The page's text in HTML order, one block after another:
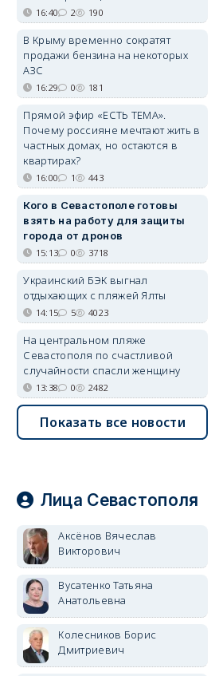
16:40 2 190
В Крыму временно сократят
продажи бензина на некоторых
АЗС
16:29 0 181
Прямой эфир «ЕСТЬ ТЕМА».
Почему россияне мечтают жить в
частных домах, но остаются в
квартирах?
16:00 1 443
Кого в Севастополе готовы
взять на работу для защиты
города от дронов
15:13 0 3718
Украинский БЭК выгнал
отдыхающих с пляжей Ялты
14:15 5 4023
На центральном пляже
Севастополя по счастливой
случайности спасли женщину
13:38 0 2482
Показать все новости
Лица Севастополя
Аксёнов Вячеслав
Викторович
Вусатенко Татьяна
Анатольевна
Колесников Борис
Дмитриевич